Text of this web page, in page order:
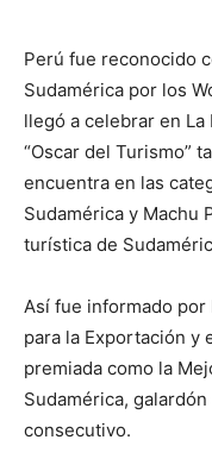
Perú fue reconocido
Sudamérica por los
llegó a celebrar en La
“Oscar del Turismo”
encuentra en las
Sudamérica y Machu
turística de
Así fue informado
para la Exportación y
premiada como la
Sudamérica,
consecutivo.